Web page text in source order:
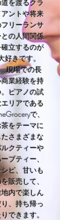
を渡るクラ
ントや将来
リーランサ
の人間関係
立するのが
好きです。
現場での長
業経験を持
ピアノの試
リアである
で、
をテーマに
さまざまな
クティーや
ブティー、
シピ、甘いも
販売して、
内で楽しん
、持ち帰っ
できます。